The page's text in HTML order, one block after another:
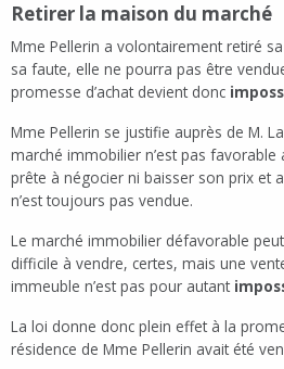
Retirer la maison du marché
Mme Pellerin a volontairement retiré
sa faute, elle ne pourra pas être
promesse d’achat devient donc
Mme Pellerin se justifie auprès de M.
marché immobilier n’est pas favorable
prête à négocier ni baisser son prix et
n’est toujours pas vendue.
Le marché immobilier défavorable
difficile à vendre, certes, mais une
immeuble n’est pas pour autant
La loi donne donc plein effet à la
résidence de Mme Pellerin avait été